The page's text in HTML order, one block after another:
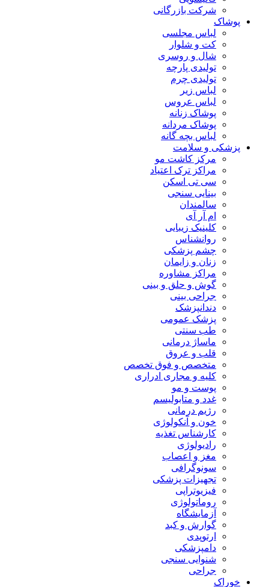
شرکت بازرگانی
پوشاک
لباس مجلسی
کت و شلوار
شال و روسری
تولیدی پارچه
تولیدی چرم
لباس زیر
لباس عروس
پوشاک زنانه
پوشاک مردانه
لباس بچه گانه
پزشکی و سلامت
مرکز کاشت مو
مراکز ترک اعتیاد
سی تی اسکن
بینایی سنجی
سالمندان
ام آر آی
کلینیک زیبایی
روانشناس
چشم پزشکی
زنان و زایمان
مراکز مشاوره
گوش و حلق و بینی
جراحی بینی
دندانپزشک
پزشک عمومی
طب سنتی
ماساژ درمانی
قلب و عروق
متخصص و فوق تخصص
کلیه و مجاری ادراری
پوست و مو
غدد و متابولیسم
رژیم درمانی
خون و آنکولوژی
کارشناس تغذیه
رادیولوژی
مغز و اعصاب
سونوگرافی
تجهیزات پزشکی
فیزیوتراپی
روماتولوژی
آزمایشگاه
گوارش و کبد
ارتوپدی
دامپزشکی
شنوایی سنجی
جراحی
خوراک